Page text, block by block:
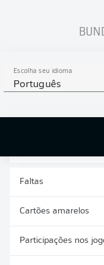
Escolha seu idioma
Português
Faltas
Cartões amarelos
Participações nos